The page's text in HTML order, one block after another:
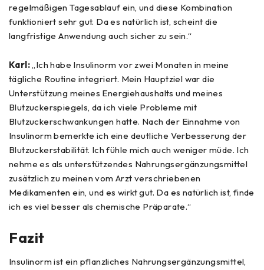
regelmäßigen Tagesablauf ein, und diese Kombination
funktioniert sehr gut. Da es natürlich ist, scheint die
langfristige Anwendung auch sicher zu sein.“
Karl:„Ich habe Insulinorm vor zwei Monaten in meine
tägliche Routine integriert. Mein Hauptziel war die
Unterstützung meines Energiehaushalts und meines
Blutzuckerspiegels, da ich viele Probleme mit
Blutzuckerschwankungen hatte. Nach der Einnahme von
Insulinorm bemerkte ich eine deutliche Verbesserung der
Blutzuckerstabilität. Ich fühle mich auch weniger müde. Ich
nehme es als unterstützendes Nahrungsergänzungsmittel
zusätzlich zu meinen vom Arzt verschriebenen
Medikamenten ein, und es wirkt gut. Da es natürlich ist, finde
ich es viel besser als chemische Präparate.“
Fazit
Insulinorm ist ein pflanzliches Nahrungsergänzungsmittel,